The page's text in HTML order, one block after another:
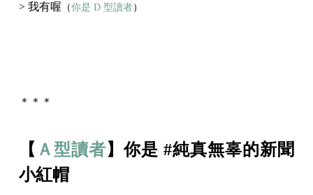
> 我有喔 （你是 D 型讀者）
＊＊＊
【 Ａ型讀者】你是 #純真無辜的新聞
小紅帽